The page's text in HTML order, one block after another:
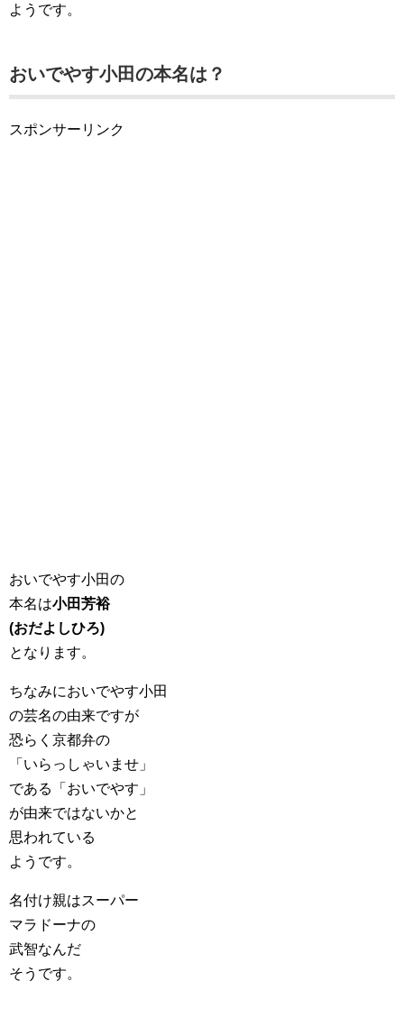
ようです。
おいでやす小田の本名は？
スポンサーリンク
おいでやす小田の
本名は小田芳裕
(おだよしひろ)
となります。
ちなみにおいでやす小田
の芸名の由来ですが
恐らく京都弁の
「いらっしゃいませ」
である「おいでやす」
が由来ではないかと
思われている
ようです。
名付け親はスーパー
マラドーナの
武智なんだ
そうです。